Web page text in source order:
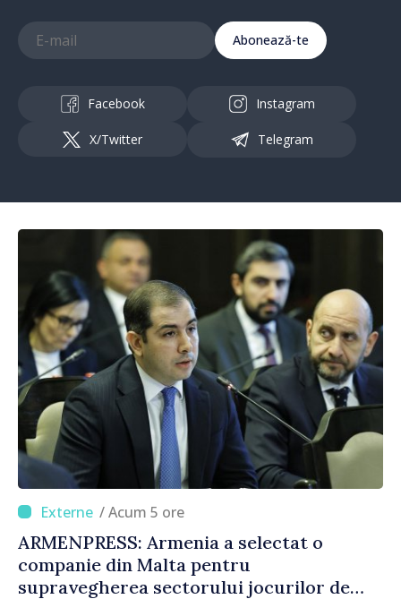
Abonează-te
Facebook Instagram
X/Twitter Telegram
/ Acum 5 ore
ARMENPRESS: Armenia a selectat o
companie din Malta pentru
supravegherea sectorului jocurilor de